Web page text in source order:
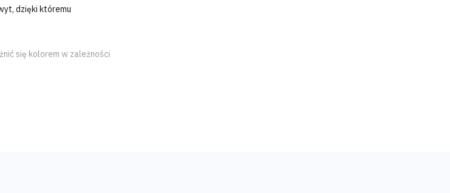
dzięki któremu
się kolorem w zależności